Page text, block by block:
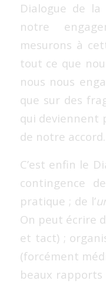
Dialogue de
notre
mesurons à
tout ce que
nous nous
que sur des
qui deviennent
de notre accord.
C’est enfin le
contingence
pratique ; de l’
On peut écrire
et tact) ;
(forcément
beaux rapports